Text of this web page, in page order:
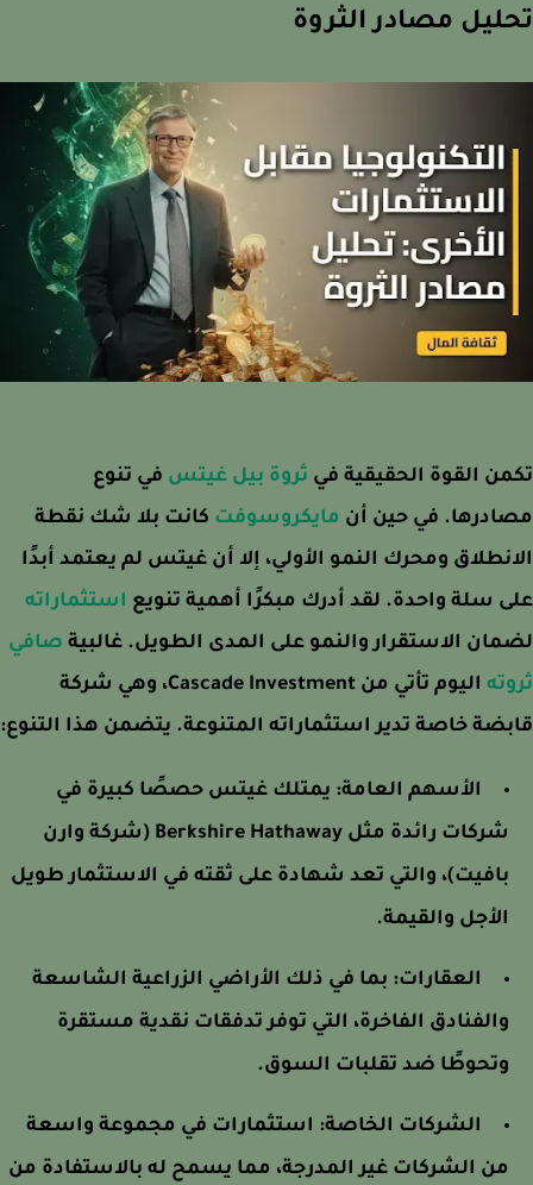
مصادر الثروة
القوة الحقيقية فيثروة بيل غيتسفي تنوع
في حين أنمايكروسوفتكانت بلا شك نقطة
ومحرك النمو الأولي، إلا أن غيتس لم يعتمد أبدًا
سلة واحدة. لقد أدرك مبكرًا أهمية تنويعاستثماراته
الاستقرار والنمو على المدى الطويل. غالبيةصافي
اليوم تأتي من Cascade Investment، وهي شركة
خاصة تدير استثماراته المتنوعة. يتضمن هذا التنوع:
الأسهم العامة:يمتلك غيتس حصصًا كبيرة في
شركات رائدة مثل Berkshire Hathaway (شركة وارن
بافيت)، والتي تعد شهادة على ثقته في الاستثمار طويل
الأجل والقيمة.
العقارات:بما في ذلك الأراضي الزراعية الشاسعة
والفنادق الفاخرة، التي توفر تدفقات نقدية مستقرة
وتحوطًا ضد تقلبات السوق.
الشركات الخاصة:استثمارات في مجموعة واسعة
من الشركات غير المدرجة، مما يسمح له بالاستفادة من